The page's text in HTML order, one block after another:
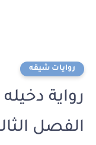
روايات شيقه
رواية